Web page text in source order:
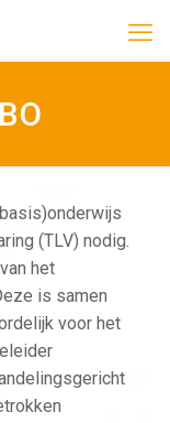
(TLV) nodig.
het
is samen
voor het